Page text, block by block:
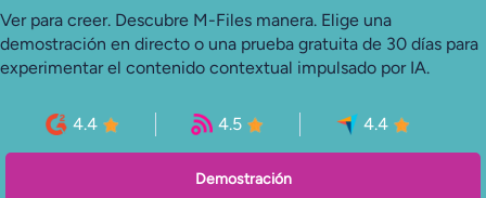
Ver para creer. Descubre M-Files manera. Elige una
demostración en directo o una prueba gratuita de 30 días para
experimentar el contenido contextual impulsado por IA.
4.4 4.5 4.4
Demostración